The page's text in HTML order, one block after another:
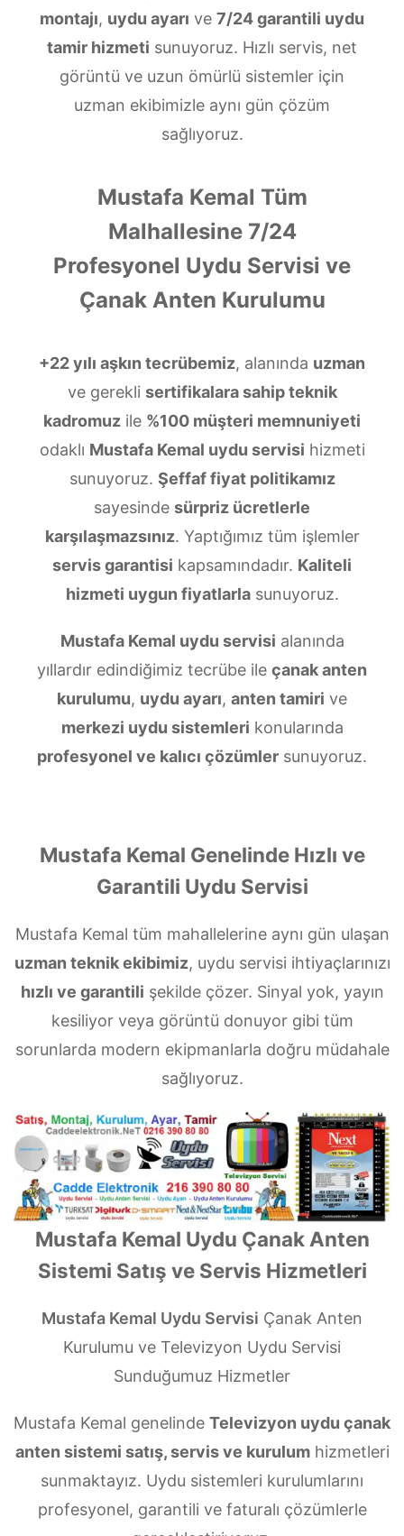
montajı, uydu ayarı ve 7/24 garantili uydu
tamir hizmeti sunuyoruz. Hızlı servis, net
görüntü ve uzun ömürlü sistemler için
uzman ekibimizle aynı gün çözüm
sağlıyoruz.
Mustafa Kemal Tüm
Malhallesine 7/24
Profesyonel Uydu Servisi ve
Çanak Anten Kurulumu
+22 yılı aşkın tecrübemiz, alanında uzman
ve gerekli sertifikalara sahip teknik
kadromuz ile %100 müşteri memnuniyeti
odaklı Mustafa Kemal uydu servisi hizmeti
sunuyoruz. Şeffaf fiyat politikamız
sayesinde sürpriz ücretlerle
karşılaşmazsınız. Yaptığımız tüm işlemler
servis garantisi kapsamındadır. Kaliteli
hizmeti uygun fiyatlarlasunuyoruz.
Mustafa Kemal uydu servisi alanında
yıllardır edindiğimiz tecrübe ile çanak anten
kurulumu, uydu ayarı, anten tamiri ve
merkezi uydu sistemleri konularında
profesyonel ve kalıcı çözümler sunuyoruz.
Mustafa Kemal Genelinde Hızlı ve
Garantili Uydu Servisi
Mustafa Kemal tüm mahallelerine aynı gün ulaşan
uzman teknik ekibimiz, uydu servisi ihtiyaçlarınızı
hızlı ve garantili şekilde çözer. Sinyal yok, yayın
kesiliyor veya görüntü donuyor gibi tüm
sorunlarda modern ekipmanlarla doğru müdahale
sağlıyoruz.
Mustafa Kemal Uydu Çanak Anten
Sistemi Satış ve Servis Hizmetleri
Mustafa Kemal Uydu Servisi Çanak Anten
Kurulumu ve Televizyon Uydu Servisi
Sunduğumuz Hizmetler
Mustafa Kemal genelinde Televizyon uydu çanak
anten sistemi satış, servis ve kurulumhizmetleri
sunmaktayız. Uydu sistemleri kurulumlarını
profesyonel, garantili ve faturalı çözümlerle